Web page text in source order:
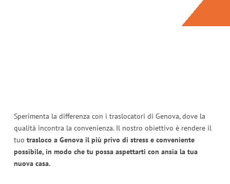
Sperimenta la differenza con i traslocatori di Genova, dove la
qualità incontra la convenienza. Il nostro obiettivo è rendere il
tuo trasloco a Genova il più privo di stress e conveniente
possibile, in modo che tu possa aspettarti con ansia la tua
nuova casa.